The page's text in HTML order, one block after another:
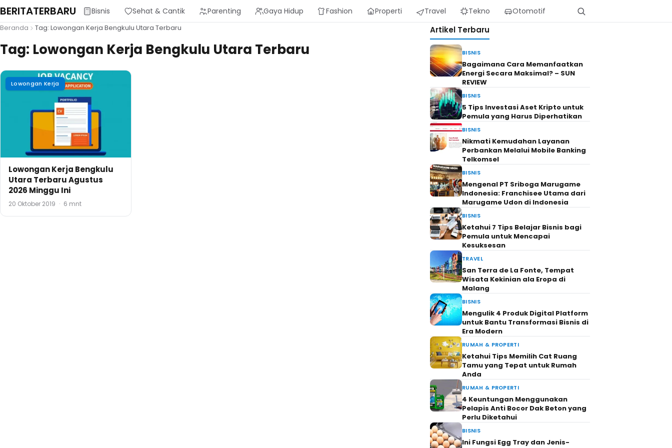
BERITATERBARU Bisnis Sehat & Cantik Parenting Gaya Hidup Fashion Properti Travel Tekno Otomotif
Beranda Tag: Lowongan Kerja Bengkulu Utara Terbaru
Tag: Lowongan Kerja Bengkulu Utara Terbaru
Lowongan Kerja
Lowongan Kerja Bengkulu
Utara Terbaru Agustus
2026 Minggu Ini
20 Oktober 2019 · 6 mnt
Artikel Terbaru
BISNIS
Bagaimana Cara Memanfaatkan
Energi Secara Maksimal? – SUN
REVIEW
BISNIS
5 Tips Investasi Aset Kripto untuk
Pemula yang Harus Diperhatikan
BISNIS
Nikmati Kemudahan Layanan
Perbankan Melalui Mobile Banking
Telkomsel
BISNIS
Mengenal PT Sriboga Marugame
Indonesia: Franchisee Utama dari
Marugame Udon di Indonesia
BISNIS
Ketahui 7 Tips Belajar Bisnis bagi
Pemula untuk Mencapai
Kesuksesan
TRAVEL
San Terra de La Fonte, Tempat
Wisata Kekinian ala Eropa di
Malang
BISNIS
Mengulik 4 Produk Digital Platform
untuk Bantu Transformasi Bisnis di
Era Modern
RUMAH & PROPERTI
Ketahui Tips Memilih Cat Ruang
Tamu yang Tepat untuk Rumah
Anda
RUMAH & PROPERTI
4 Keuntungan Menggunakan
Pelapis Anti Bocor Dak Beton yang
Perlu Diketahui
BISNIS
Ini Fungsi Egg Tray dan Jenis-